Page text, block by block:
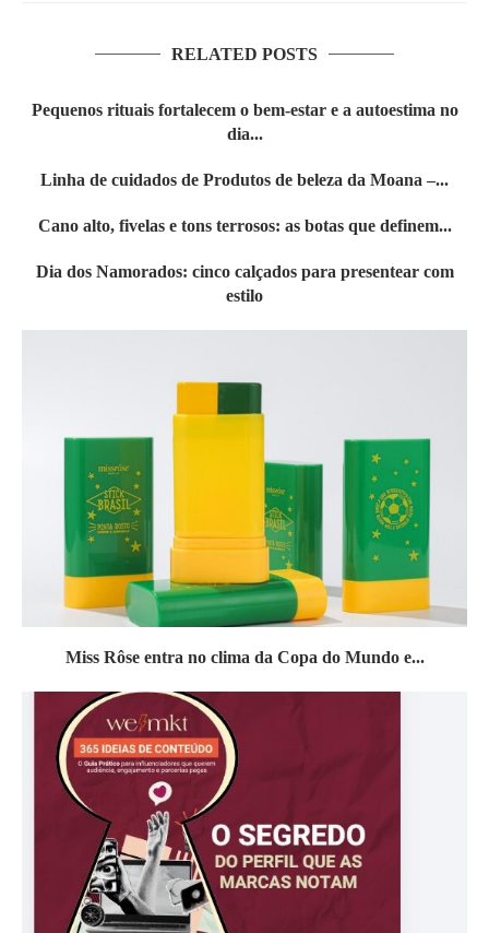
RELATED POSTS
Pequenos rituais fortalecem o bem-estar e a autoestima no
dia...
Linha de cuidados de Produtos de beleza da Moana –...
Cano alto, fivelas e tons terrosos: as botas que definem...
Dia dos Namorados: cinco calçados para presentear com
estilo
Miss Rôse entra no clima da Copa do Mundo e...